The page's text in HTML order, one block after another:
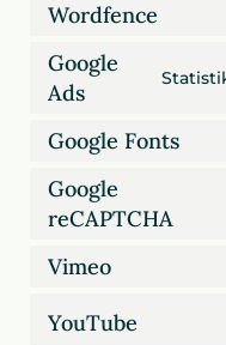
Wordfence
Google
Ads
Google Fonts
Google
reCAPTCHA
Vimeo
YouTube